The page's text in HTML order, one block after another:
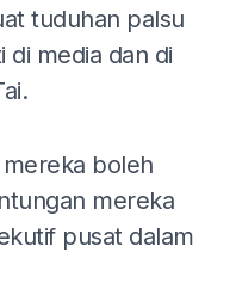
tuduhan palsu
media dan di
boleh
mereka
pusat dalam